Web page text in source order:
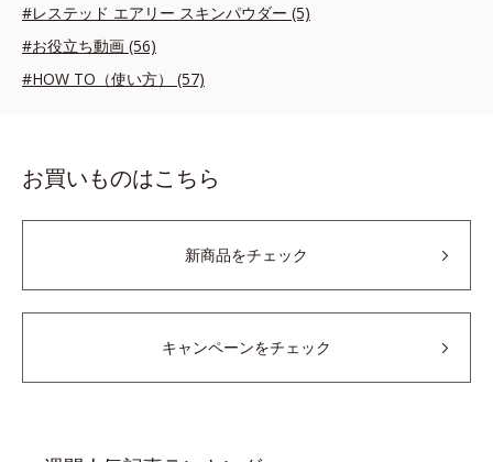
#レステッド エアリー スキンパウダー (5)
#お役立ち動画 (56)
#HOW TO（使い方） (57)
お買いものはこちら
新商品をチェック
キャンペーンをチェック